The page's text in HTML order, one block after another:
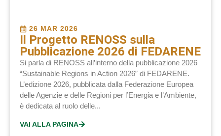
26 MAR 2026
Il Progetto RENOSS sulla
Pubblicazione 2026 di FEDARENE
Si parla di RENOSS all’interno della pubblicazione 2026
“Sustainable Regions in Action 2026” di FEDARENE.
L’edizione 2026, pubblicata dalla Federazione Europea
delle Agenzie e delle Regioni per l’Energia e l’Ambiente,
è dedicata al ruolo delle...
VAI ALLA PAGINA